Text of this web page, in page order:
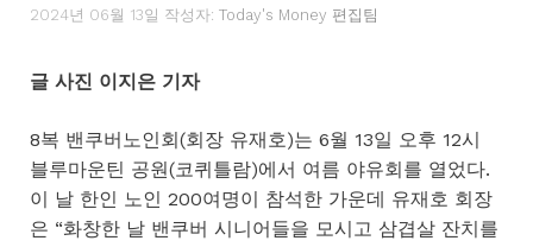
2024년 06월 13일 작성자: Today's Money 편집팀
글 사진 이지은 기자
8복 밴쿠버노인회(회장 유재호)는 6월 13일 오후 12시
블루마운틴 공원(코퀴틀람)에서 여름 야유회를 열었다.
이 날 한인 노인 200여명이 참석한 가운데 유재호 회장
은 “화창한 날 밴쿠버 시니어들을 모시고 삼겹살 잔치를